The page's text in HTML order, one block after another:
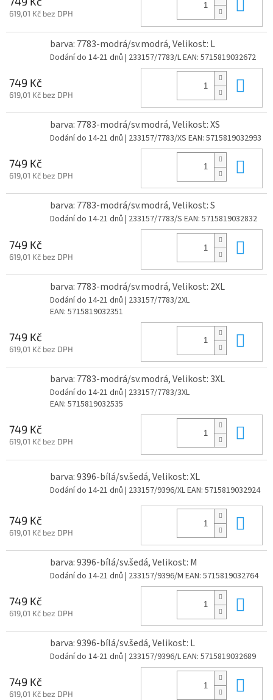
619,01 Kč bez DPH
barva: 7783-modrá/sv.modrá, Velikost: L
Dodání do 14-21 dnů | 233157/7783/LEAN: 5715819032672
749 Kč
619,01 Kč bez DPH
barva: 7783-modrá/sv.modrá, Velikost: XS
Dodání do 14-21 dnů | 233157/7783/XS EAN: 5715819032993
749 Kč
619,01 Kč bez DPH
barva: 7783-modrá/sv.modrá, Velikost: S
Dodání do 14-21 dnů | 233157/7783/S EAN: 5715819032832
749 Kč
619,01 Kč bez DPH
barva: 7783-modrá/sv.modrá, Velikost: 2XL
Dodání do 14-21 dnů | 233157/7783/2XL
EAN: 5715819032351
749 Kč
619,01 Kč bez DPH
barva: 7783-modrá/sv.modrá, Velikost: 3XL
Dodání do 14-21 dnů | 233157/7783/3XL
EAN: 5715819032535
749 Kč
619,01 Kč bez DPH
barva: 9396-bílá/sv.šedá, Velikost: XL
Dodání do 14-21 dnů | 233157/9396/XLEAN: 5715819032924
749 Kč
619,01 Kč bez DPH
barva: 9396-bílá/sv.šedá, Velikost: M
Dodání do 14-21 dnů | 233157/9396/M EAN: 5715819032764
749 Kč
619,01 Kč bez DPH
barva: 9396-bílá/sv.šedá, Velikost: L
Dodání do 14-21 dnů | 233157/9396/LEAN: 5715819032689
749 Kč
619,01 Kč bez DPH